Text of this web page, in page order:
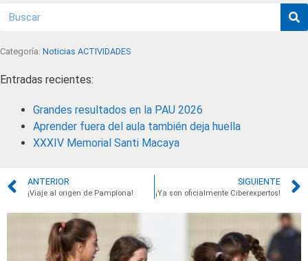
Categoría: Noticias ACTIVIDADES
Entradas recientes:
Grandes resultados en la PAU 2026
Aprender fuera del aula también deja huella
XXXIV Memorial Santi Macaya
ANTERIOR
¡Viaje al origen de Pamplona!
SIGUIENTE
¡Ya son oficialmente Ciberexpertos!